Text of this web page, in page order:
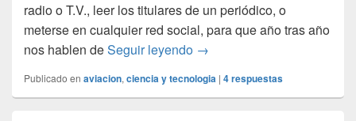
radio o T.V., leer los titulares de un periódico, o
meterse en cualquier red social, para que año tras año
nos hablen deSeguir leyendo Formación de pilotos a
→
Publicado en aviacion, ciencia y tecnologia | 4respuestas